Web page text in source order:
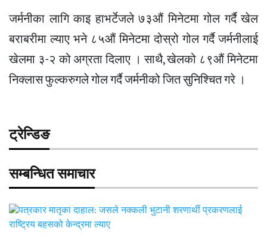
जर्मनीका लागि काइ हाभर्टेजले ७३औं मिनेटमा गोल गर्दै खेल
बराबरीमा ल्याए भने ८५औं मिनेटमा दोस्रो गोल गर्दै जर्मनीलाई
खेलमा ३-२ को अग्रता दिलाए । साथै, खेलको ८९औं मिनेटमा
निक्लास फुल्करुगले गोल गर्दै जर्मनीको जित सुनिश्चित गरे ।
ट्रेन्डिङ
सम्बन्धित समाचार